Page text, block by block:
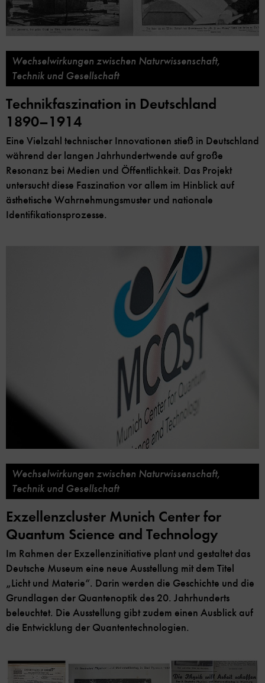
Wechselwirkungen zwischen Naturwissenschaft,
Technik und Gesellschaft
Technikfaszination in Deutschland
1890–1914
Eine Vielzahl technischer Innovationen stieß in Deutschland
während der langen Jahrhundertwende auf große
Resonanz bei Medien und Öffentlichkeit. Das Projekt
untersucht diese Faszination vor allem im Hinblick auf
ästhetische Wahrnehmungsmuster und nationale
Identifikationsprozesse.
Wechselwirkungen zwischen Naturwissenschaft,
Technik und Gesellschaft
Exzellenzcluster Munich Center for
Quantum Science and Technology
Im Rahmen der Exzellenzinitiative plant und gestaltet das
Deutsche Museum eine neue Ausstellung mit dem Titel
„Licht und Materie“. Darin werden die Geschichte und die
Grundlagen der Quantenoptik des 20. Jahrhunderts
beleuchtet. Die Ausstellung gibt zudem einen Ausblick auf
die Entwicklung der Quantentechnologien.